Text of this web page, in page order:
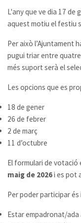
L'any que ve dia 17 de
aquest motiu el festiu
Per això l’Ajuntament
pugui triar entre
més suport serà el
Les opcions que es
18 de gener
26 de febrer
2 de març
11 d’octubre
El formulari de
maig de 2026i es pot
Per poder participar és
Estar empadronat/ada